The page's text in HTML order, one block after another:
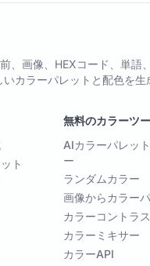
、画像、HEXコード、単語
カラーパレットと配色を生
ト
無料のカラーツ
AIカラーパレッ
ー
ランダムカラー
画像からカラー
カラーコントラ
カラーミキサー
カラーAPI